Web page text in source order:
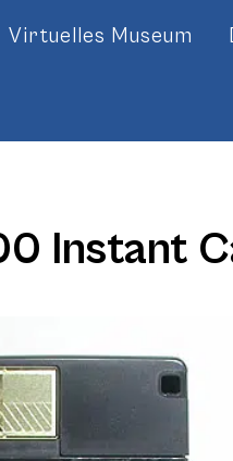
Virtuelles Museum
Instant